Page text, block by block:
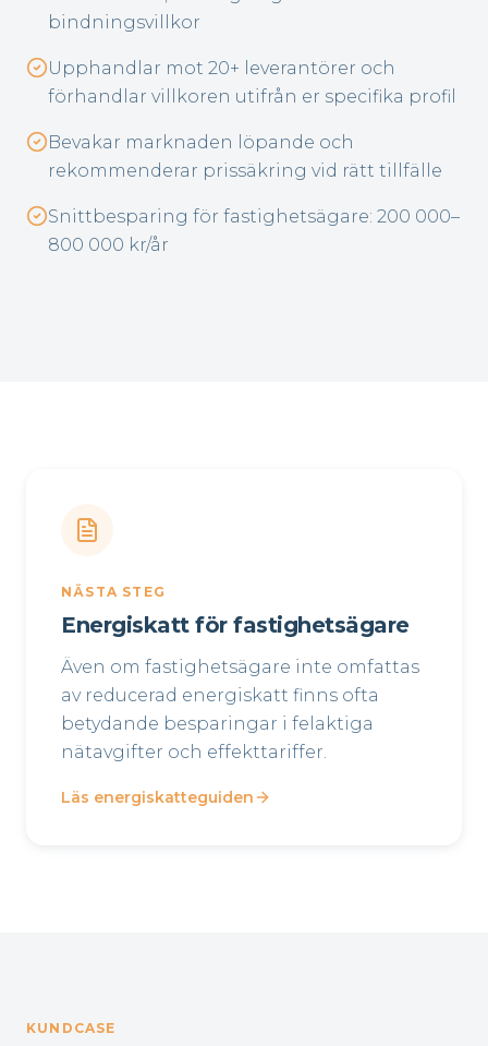
bindningsvillkor
Upphandlar mot 20+ leverantörer och
förhandlar villkoren utifrån er specifika profil
Bevakar marknaden löpande och
rekommenderar prissäkring vid rätt tillfälle
Snittbesparing för fastighetsägare: 200 000–
800 000 kr/år
NÄSTA STEG
Energiskatt för fastighetsägare
Även om fastighetsägare inte omfattas
av reducerad energiskatt finns ofta
betydande besparingar i felaktiga
nätavgifter och effekttariffer.
Läs energiskatteguiden
KUNDCASE